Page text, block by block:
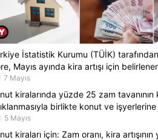
İstatistik Kurumu (TÜİK)
Mayıs ayında kira artışı için
7 Mayıs
kiralarında yüzde 25 zam tavanının
birlikte konut ve
5 Mayıs
kiraları için: Zam oranı, kira